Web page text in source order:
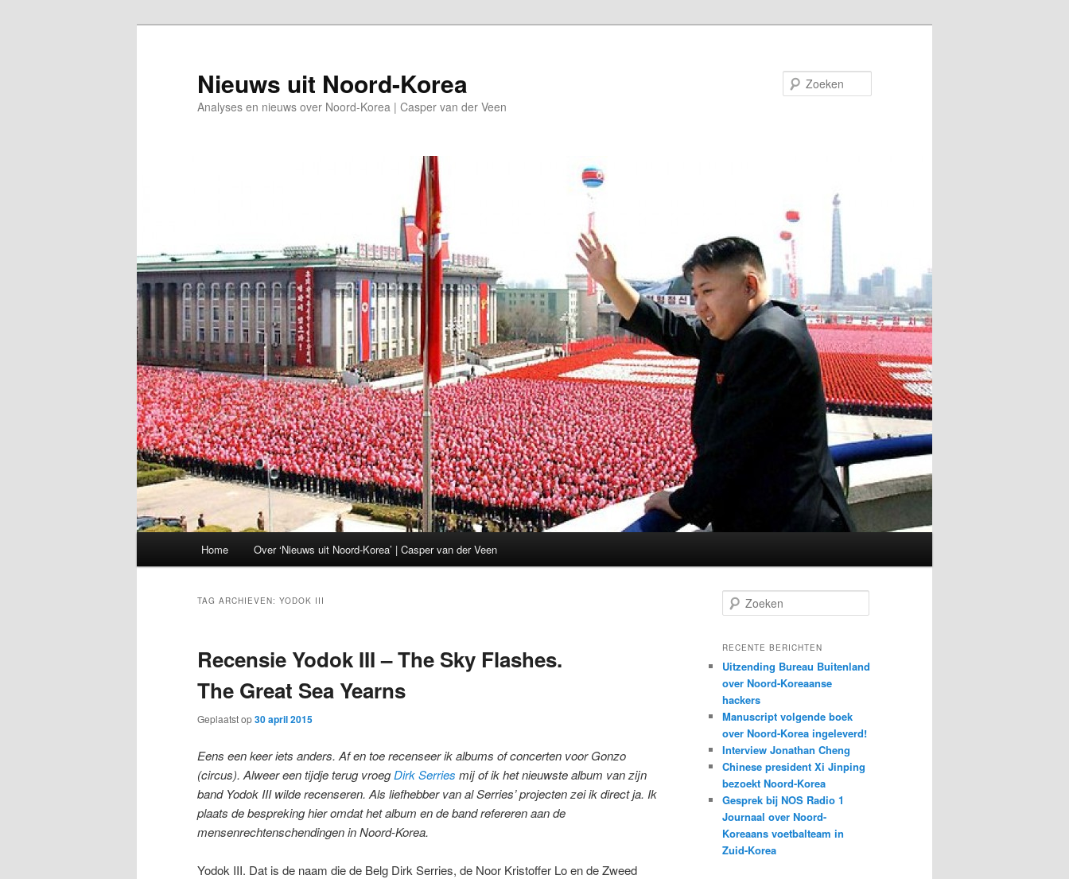
Nieuws uit Noord-Korea
Analyses en nieuws over Noord-Korea | Casper van der Veen
Home Over ‘Nieuws uit Noord-Korea’ | Casper van der Veen
TAG ARCHIEVEN: YODOK III
Recensie Yodok III – The Sky Flashes.
The Great Sea Yearns
Geplaatst op30 april 2015
Eens een keer iets anders. Af en toe recenseer ik albums of concerten voor Gonzo
(circus). Alweer een tijdje terug vroegDirk Serries mij of ik het nieuwste album van zijn
band Yodok III wilde recenseren. Als liefhebber van al Serries’ projecten zei ik direct ja. Ik
plaats de bespreking hier omdat het album en de band refereren aan de
mensenrechtenschendingen in Noord-Korea.
Yodok III. Dat is de naam die de Belg Dirk Serries, de Noor Kristoffer Lo en de Zweed
o
k
n
RECENTE BERICHTEN
Uitzending Bureau Buitenland
over Noord-Koreaanse
hackers
Manuscript volgende boek
over Noord-Korea ingeleverd!
Interview Jonathan Cheng
Chinese president Xi Jinping
bezoekt Noord-Korea
Gesprek bij NOS Radio 1
Journaal over Noord-
Koreaans voetbalteam in
Zuid-Korea